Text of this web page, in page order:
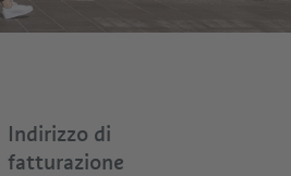
Indirizzo di
fatturazione